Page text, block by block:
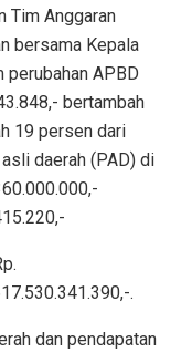
Tim Anggaran
bersama Kepala
perubahan APBD
bertambah
19 persen dari
daerah (PAD) di
.
dan pendapatan